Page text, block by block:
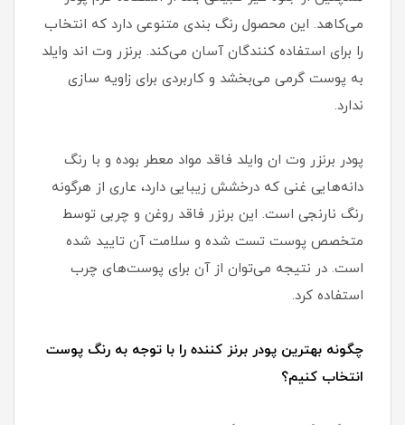
می‌کاهد. این محصول رنگ بندی متنوعی دارد که انتخاب
را برای استفاده کنندگان آسان می‌کند. برنزر وت اند وایلد
به پوست گرمی می‌بخشد و کاربردی برای زاویه سازی
ندارد.
پودر برنزر وت ان وایلد فاقد مواد معطر بوده و با رنگ
دانه‌هایی غنی که درخشش زیبایی دارد، عاری از هرگونه
رنگ نارنجی است. این برنزر فاقد روغن و چربی توسط
متخصص پوست تست شده و سلامت آن تایید شده
است. در نتیجه می‌توان از آن برای پوست‌های چرب
استفاده کرد.
چگونه بهترین پودر برنز کننده را با توجه به رنگ پوست
انتخاب کنیم؟